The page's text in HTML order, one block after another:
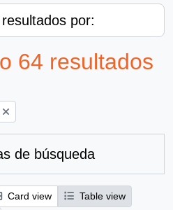
por:
64 resultados
de búsqueda
Card view
Table view